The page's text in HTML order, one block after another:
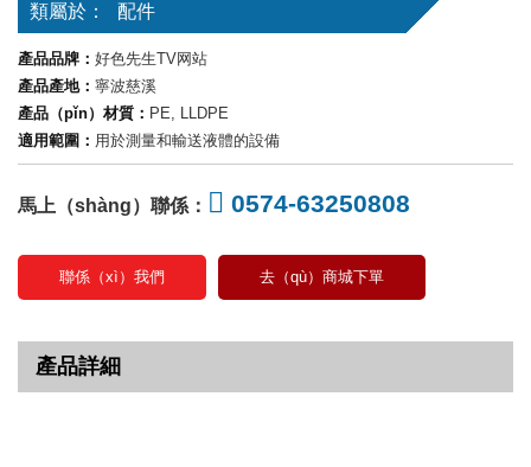
類屬於： 配件
產品品牌： 好色先生TV网站
產品產地： 寧波慈溪
產品（pǐn）材質： PE, LLDPE
適用範圍： 用於測量和輸送液體的設備
馬上（shàng）聯係： 0574-63250808
聯係（xì）我們 去（qù）商城下單
產品詳細